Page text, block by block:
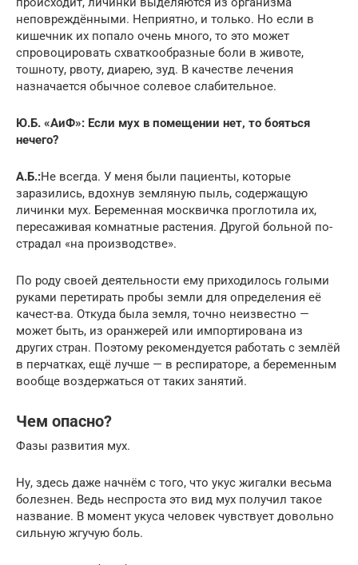
неповреждёнными. Неприятно, и только. Но если в
кишечник их попало очень много, то это может
спровоцировать схваткообразные боли в животе,
тошноту, рвоту, диарею, зуд. В качестве лечения
назначается обычное солевое слабительное.
Ю.Б. «АиФ»: Если мух в помещении нет, то бояться
нечего?
А.Б.:Не всегда. У меня были пациенты, которые
заразились, вдохнув земляную пыль, содержащую
личинки мух. Беременная москвичка проглотила их,
пересаживая комнатные растения. Другой больной по-
страдал «на производстве».
По роду своей деятельности ему приходилось голыми
руками перетирать пробы земли для определения её
качест-ва. Откуда была земля, точно неизвестно —
может быть, из оранжерей или импортирована из
других стран. Поэтому рекомендуется работать с землёй
в перчатках, ещё лучше — в респираторе, а беременным
вообще воздержаться от таких занятий.
Чем опасно?
Фазы развития мух.
Ну, здесь даже начнём с того, что укус жигалки весьма
болезнен. Ведь неспроста это вид мух получил такое
название. В момент укуса человек чувствует довольно
сильную жгучую боль.